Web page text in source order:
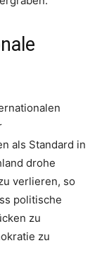
als Standard in
drohe
verlieren, so
politische
zu
zu